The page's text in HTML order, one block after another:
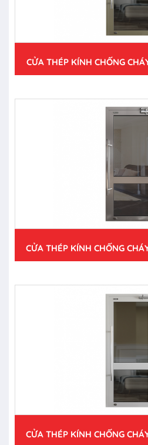
CỬA THÉP KÍNH CHỐNG
CỬA THÉP KÍNH CHỐNG
CỬA THÉP KÍNH CHỐNG